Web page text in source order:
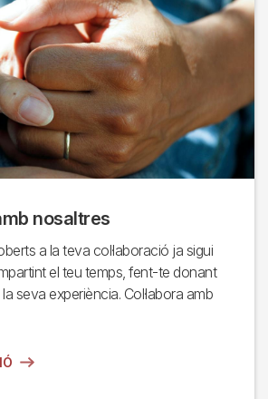
nosaltres
a la teva col·laboració ja sigui
el teu temps, fent-te donant
seva experiència. Col·labora amb